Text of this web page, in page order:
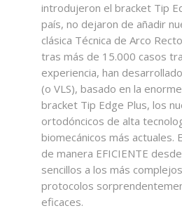
introdujeron el bracket Tip
país, no dejaron de añadir
clásica Técnica de Arco
tras más de 15.000 casos
experiencia, han
(o VLS), basado en la
bracket Tip Edge Plus, los
ortodóncicos de alta
biomecánicos más
de manera EFICIENTE
sencillos a los más
protocolos
eficaces.